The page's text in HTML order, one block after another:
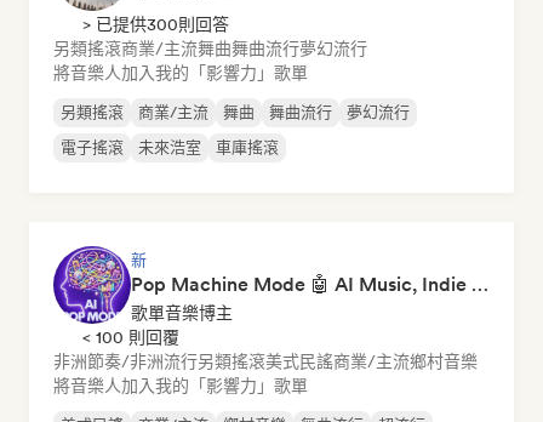
> 已提供300則回答
另類搖滾商業/主流舞曲舞曲流行夢幻流行
將音樂人加入我的「影響力」歌單
另類搖滾 商業/主流 舞曲 舞曲流行
夢幻流行
電子搖滾
未來浩室 車庫搖滾
新
Pop Machine Mode 🤖 AI Music, Indie Pop & Dream Pop
歌單音樂博主
< 100 則回覆
非洲節奏/非洲流行另類搖滾美式民謠商業/主流鄉村音樂
將音樂人加入我的「影響力」歌單